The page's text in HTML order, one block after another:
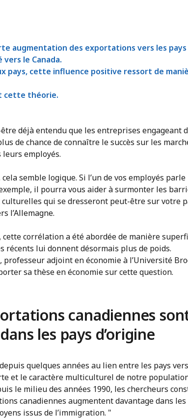
augmentation des exportations vers les pays
le Canada.
pays, cette influence positive ressort de
cette théorie.
déjà entendu que les entreprises engageant
de chance de connaître le succès sur les
employés.
semble logique. Si l’un de vos employés parle
il pourra vous aider à surmonter les
qui se dresseront peut-être sur votre
l’Allemagne.
cette corrélation a été abordée de manière
récents lui donnent désormais plus de poids.
professeur adjoint en économie à l’Université
sa thèse en économie sur cette question.
canadiennes
les pays d’origine
quelques années au lien entre les pays
et le caractère multiculturel de notre
le milieu des années 1990, les chercheurs
canadiennes augmentent davantage dans les
issus de l’immigration. "